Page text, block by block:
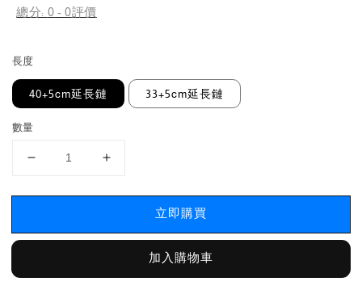
總分: 0 - 0評價
長度
40+5cm延長鏈 33+5cm延長鏈
數量
立即購買
加入購物車